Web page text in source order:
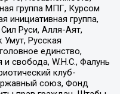
группа МПГ, Курсом
инициативная группа,
Руси, Алля-Аят,
Умут, Русская
единство,
свобода, W.H.С., Фалунь
клуб-
союз, Фонд